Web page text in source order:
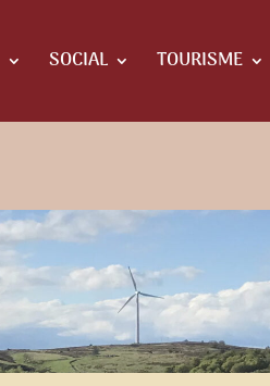
SOCIAL TOURISME